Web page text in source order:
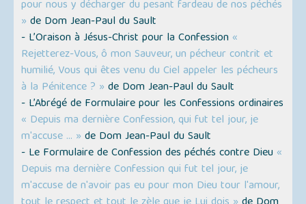
pour nous y décharger du pesant fardeau de nos péchés
» de Dom Jean-Paul du Sault
- L’Oraison à Jésus-Christ pour la Confession «
Rejetterez-Vous, ô mon Sauveur, un pécheur contrit et
humilié, Vous qui êtes venu du Ciel appeler les pécheurs
à la Pénitence ? » de Dom Jean-Paul du Sault
- L’Abrégé de Formulaire pour les Confessions ordinaires
« Depuis ma dernière Confession, qui fut tel jour, je
m'accuse … » de Dom Jean-Paul du Sault
- Le Formulaire de Confession des péchés contre Dieu «
Depuis ma dernière Confession qui fut tel jour, je
m'accuse de n'avoir pas eu pour mon Dieu tour l'amour,